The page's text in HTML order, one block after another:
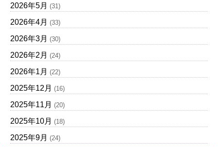
2026年5月 (31)
2026年4月 (33)
2026年3月 (30)
2026年2月 (24)
2026年1月 (22)
2025年12月 (16)
2025年11月 (20)
2025年10月 (18)
2025年9月 (24)